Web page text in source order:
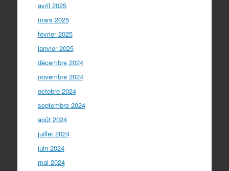
avril 2025
mars 2025
février 2025
janvier 2025
décembre 2024
novembre 2024
octobre 2024
septembre 2024
août 2024
juillet 2024
juin 2024
mai 2024